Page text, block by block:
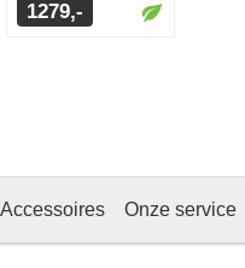
1279,-
Accessoires Onze service